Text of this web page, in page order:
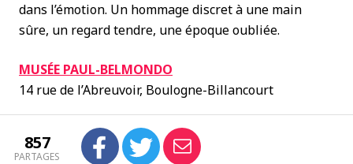
dans l’émotion. Un hommage discret à une main
sûre, un regard tendre, une époque oubliée.
MUSÉE PAUL-BELMONDO
14 rue de l’Abreuvoir, Boulogne-Billancourt
857
PARTAGES